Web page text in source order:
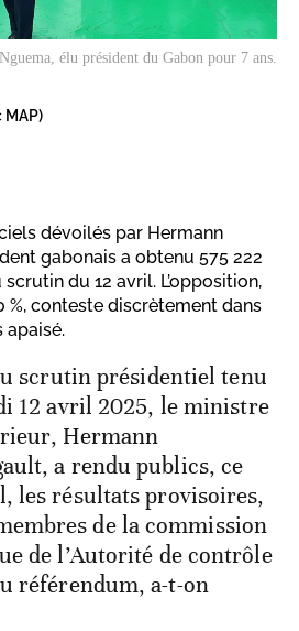
élu président du Gabon pour 7 ans.
MAP)
dévoilés par Hermann
gabonais a obtenu 575 222
du 12 avril. L’opposition,
%, conteste discrètement dans
apaisé.
scrutin présidentiel tenu
12 avril 2025, le ministre
Hermann
a rendu publics, ce
les résultats provisoires,
de la commission
de l’Autorité de contrôle
référendum, a-t-on